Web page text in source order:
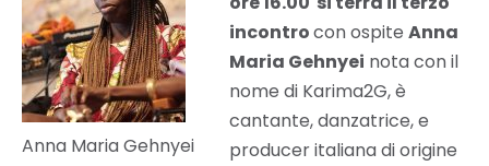
Anna Maria Gehnyei
incontrocon ospite Anna
Maria Gehnyei nota con il
nome di Karima2G, è
cantante, danzatrice, e
producer italiana di origine